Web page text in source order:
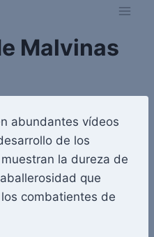
Malvinas
abundantes vídeos
de los
la dureza de
que
combatientes de